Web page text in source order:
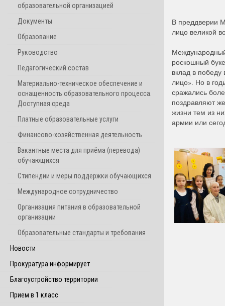
образовательной организацией
Документы
Образование
Руководство
Педагогический состав
Материально-техническое обеспечение и
оснащенность образовательного процесса.
Доступная среда
Платные образовательные услуги
Финансово-хозяйственная деятельность
Вакантные места для приёма (перевода)
обучающихся
Стипендии и меры поддержки обучающихся
Международное сотрудничество
Организация питания в образовательной
организации
Образовательные стандарты и требования
Новости
Прокуратура информирует
Благоустройство территории
Прием в 1 класс
В преддверии
лицо великой
роскошный
вклад в
лицо». Но в
сражались
поздравляют
жизни тем из
армии или